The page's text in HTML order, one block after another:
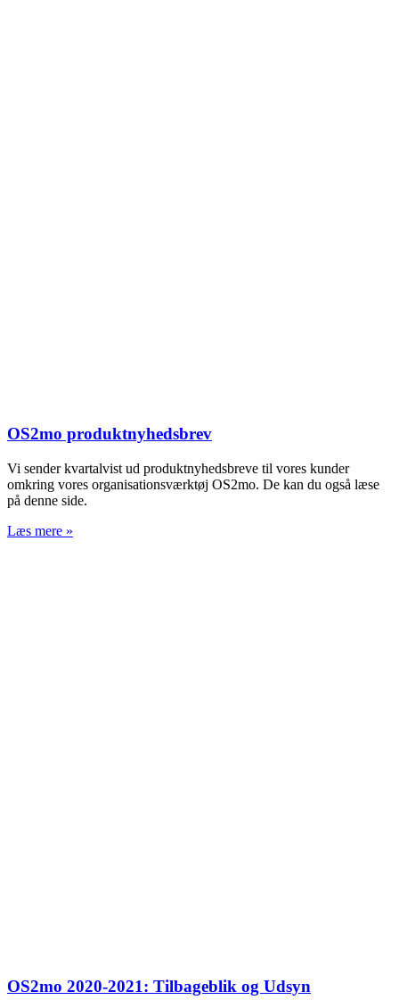
OS2mo produktnyhedsbrev
Vi sender kvartalvist ud produktnyhedsbreve til vores kunder
omkring vores organisationsværktøj OS2mo. De kan du også læse
på denne side.
Læs mere »
OS2mo 2020-2021: Tilbageblik og Udsyn